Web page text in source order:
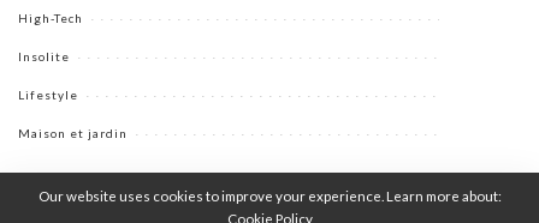
High-Tech
Insolite
Lifestyle
Maison et jardin
Our website uses cookies to improve your experience. Learn more about:
Cookie Policy